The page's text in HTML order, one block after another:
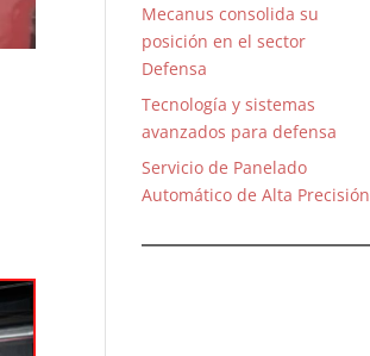
Mecanus consolida su
posición en el sector
Defensa
Tecnología y sistemas
avanzados para defensa
Servicio de Panelado
Automático de Alta Precisión